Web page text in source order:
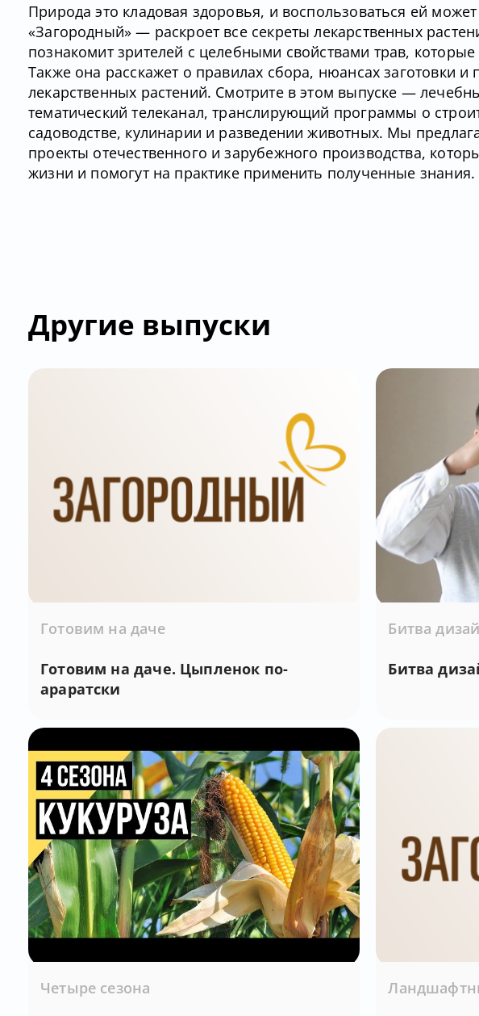
Природа это кладовая здоровья, и воспользоваться ей
«Загородный» — раскроет все секреты лекарственных
познакомит зрителей с целебными свойствами трав,
Также она расскажет о правилах сбора, нюансах заготовки и
лекарственных растений. Смотрите в этом выпуске —
тематический телеканал, транслирующий программы о
садоводстве, кулинарии и разведении животных. Мы
проекты отечественного и зарубежного производства,
жизни и помогут на практике применить полученные знания.
Другие выпуски
Готовим на даче
Готовим на даче. Цыпленок по-
араратски
Битва
Битва
Четыре сезона